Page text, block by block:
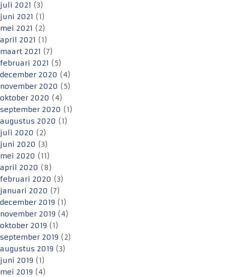
juli 2021 (3)
juni 2021 (1)
mei 2021 (2)
april 2021 (1)
maart 2021 (7)
februari 2021 (5)
december 2020 (4)
november 2020 (5)
oktober 2020 (4)
september 2020 (1)
augustus 2020 (1)
juli 2020 (2)
juni 2020 (3)
mei 2020 (11)
april 2020 (8)
februari 2020 (3)
januari 2020 (7)
december 2019 (1)
november 2019 (4)
oktober 2019 (1)
september 2019 (2)
augustus 2019 (3)
juni 2019 (1)
mei 2019 (4)